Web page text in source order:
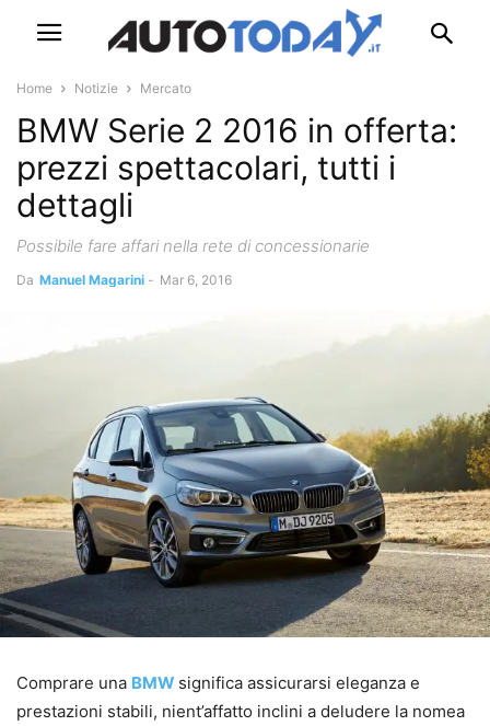
Home Notizie Mercato
BMW Serie 2 2016 in offerta:
prezzi spettacolari, tutti i
dettagli
Possibile fare affari nella rete di concessionarie
Da Manuel Magarini - Mar 6, 2016
Comprare una BMW significa assicurarsi eleganza e
prestazioni stabili, nient’affatto inclini a deludere la nomea